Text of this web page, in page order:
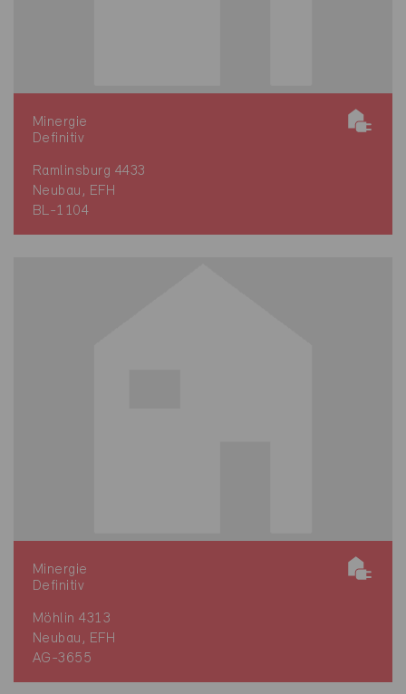
Minergie
Definitiv
Ramlinsburg 4433
Neubau, EFH
BL-1104
Minergie
Definitiv
Möhlin 4313
Neubau, EFH
AG-3655